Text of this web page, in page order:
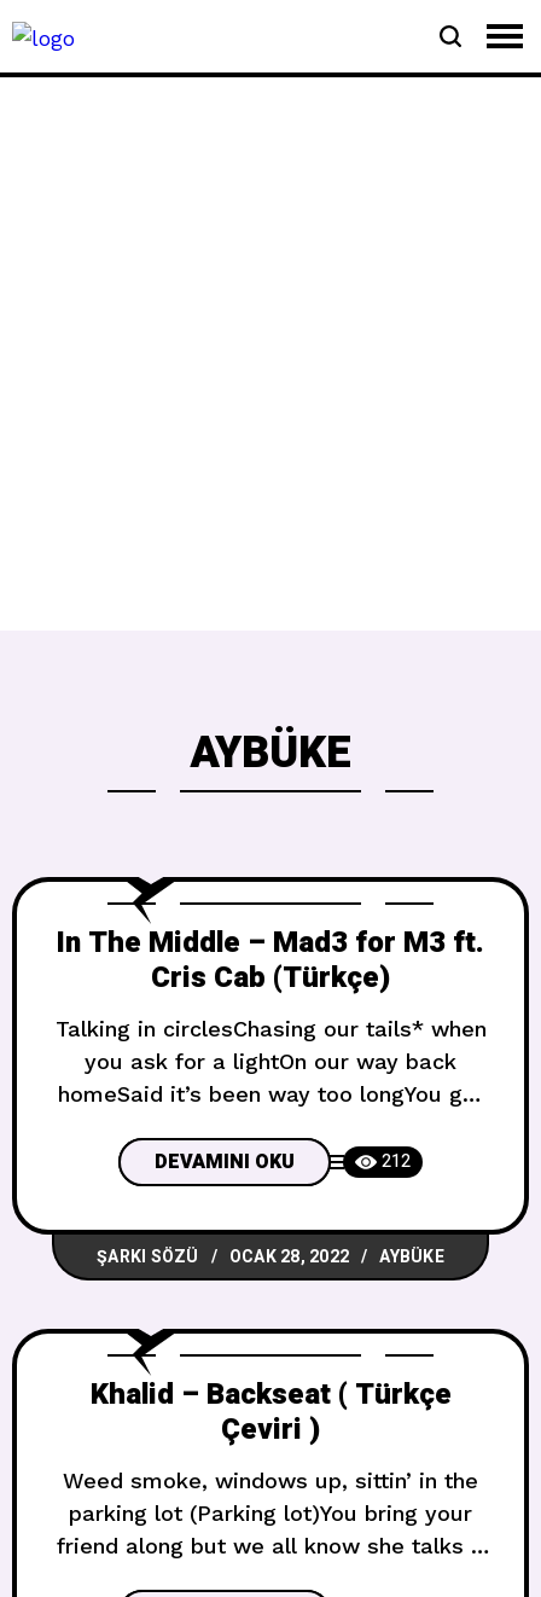
AYBÜKE
In The Middle – Mad3 for M3 ft.
Cris Cab (Türkçe)
Talking in circlesChasing our tails* when
you ask for a lightOn our way back
homeSaid it’s been way too longYou got
guessing all of the timeAnd I’m tryna find
youIf only you knew Aynı konuda
konuşuyoruzSen bir ışık istediğinde
çabalayıp bir sonuca varamıyoruz*Eve
DEVAMINI OKU 212
ŞARKI SÖZÜ OCAK 28, 2022 AYBÜKE
Khalid – Backseat ( Türkçe
Çeviri )
Weed smoke, windows up, sittin’ in the
parking lot (Parking lot)You bring your
friend along but we all know she talks a